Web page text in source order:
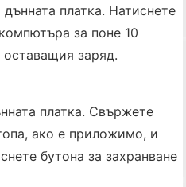
платка. Натиснете
за поне 10
оставащия заряд.
платка. Свържете
ако е приложимо, и
бутона за захранване